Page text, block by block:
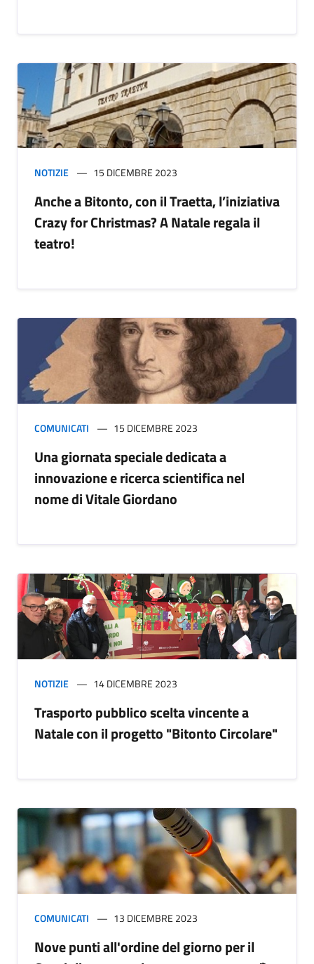
NOTIZIE 15 DICEMBRE 2023
Anche a Bitonto, con il Traetta, l’iniziativa
Crazy for Christmas? A Natale regala il
teatro!
COMUNICATI 15 DICEMBRE 2023
Una giornata speciale dedicata a
innovazione e ricerca scientifica nel
nome di Vitale Giordano
NOTIZIE 14 DICEMBRE 2023
Trasporto pubblico scelta vincente a
Natale con il progetto "Bitonto Circolare"
COMUNICATI 13 DICEMBRE 2023
Nove punti all'ordine del giorno per il